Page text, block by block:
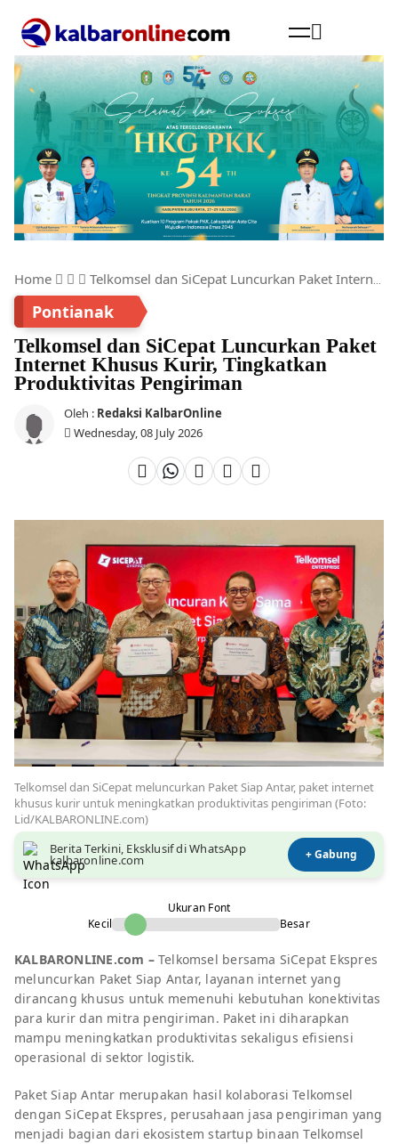
Cari
Home Telkomsel dan SiCepat Luncurkan Paket Internet Khusus Kurir, Tingkatkan Produktivitas Pengiriman
Pontianak
Telkomsel dan SiCepat Luncurkan Paket
Internet Khusus Kurir, Tingkatkan
Produktivitas Pengiriman
Oleh : Redaksi KalbarOnline
Wednesday, 08 July 2026
Telkomsel dan SiCepat meluncurkan Paket Siap Antar, paket internet
khusus kurir untuk meningkatkan produktivitas pengiriman (Foto:
Lid/KALBARONLINE.com)
Berita Terkini, Eksklusif di WhatsApp
kalbaronline.com + Gabung
Ukuran Font
Kecil
Besar
KALBARONLINE.com – Telkomsel bersama SiCepat Ekspres
meluncurkan Paket Siap Antar, layanan internet yang
dirancang khusus untuk memenuhi kebutuhan konektivitas
para kurir dan mitra pengiriman. Paket ini diharapkan
mampu meningkatkan produktivitas sekaligus efisiensi
operasional di sektor logistik.
Paket Siap Antar merupakan hasil kolaborasi Telkomsel
dengan SiCepat Ekspres, perusahaan jasa pengiriman yang
menjadi bagian dari ekosistem startup binaan Telkomsel